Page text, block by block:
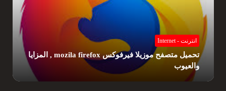
انترنت - Internet
تحميل متصفح كروم , مع المميزات والعيوب